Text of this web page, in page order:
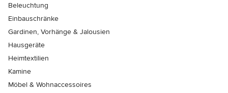
Beleuchtung
Einbauschränke
Gardinen, Vorhänge & Jalousien
Hausgeräte
Heimtextilien
Kamine
Möbel & Wohnaccessoires